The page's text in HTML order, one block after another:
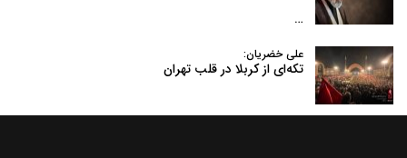
…
علی خضریان:
تکه‌ای از کربلا در قلب تهران